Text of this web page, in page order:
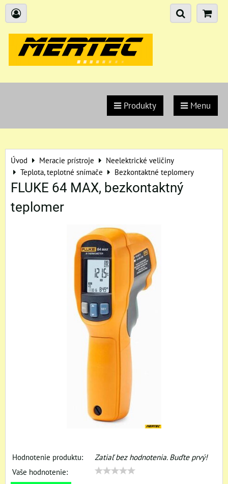
Produkty Menu
Úvod Meracie prístroje
Neelektrické veličiny
Teplota, teplotné snímače
Bezkontaktné teplomery
FLUKE 64 MAX, bezkontaktný
teplomer
Hodnotenie produktu:
Zatiaľ bez hodnotenia. Buďte prvý!
Vaše hodnotenie: